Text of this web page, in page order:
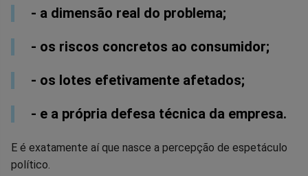
- a dimensão real do problema;
- os riscos concretos ao consumidor;
- os lotes efetivamente afetados;
- e a própria defesa técnica da empresa.
E é exatamente aí que nasce a percepção de espetáculo
político.